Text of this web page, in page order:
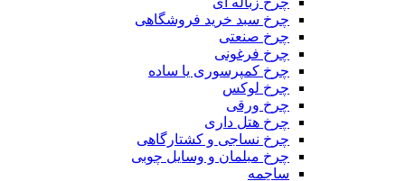
چرخ سبد خرید فروشگاهی
چرخ صنعتی
چرخ فرغونی
چرخ کمپرسوری یا ساده
چرخ لوکس
چرخ ورقی
چرخ هتل داری
چرخ نساجی و کشتارگاهی
چرخ مبلمان و وسایل چوبی
ساچمه